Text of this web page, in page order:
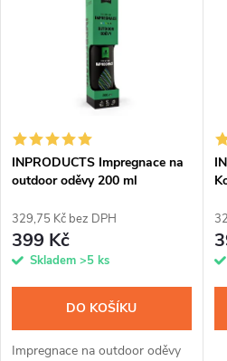
INPRODUCTS Impregnace na
outdoor oděvy 200 ml
329,75 Kč bez DPH
399 Kč
Skladem >5 ks
DO KOŠÍKU
Impregnace na outdoor oděvy